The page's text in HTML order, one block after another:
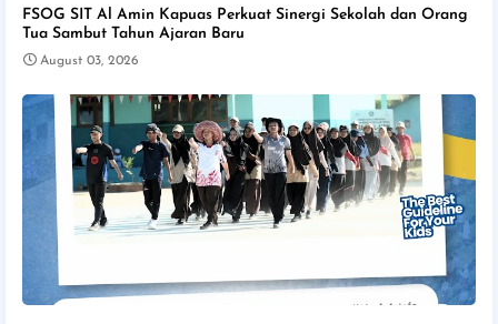
FSOG SIT Al Amin Kapuas Perkuat Sinergi Sekolah dan Orang
Tua Sambut Tahun Ajaran Baru
August 03, 2026